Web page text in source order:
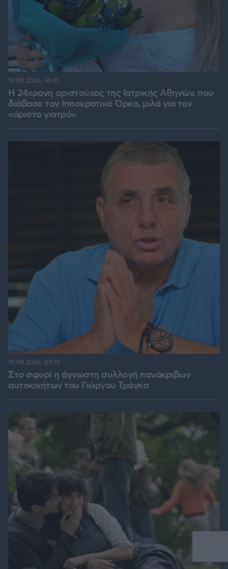
Η 24χρονη αριστούχος της Ιατρικής Αθηνών, που
διάβασε τον Ιπποκρατικό Όρκο, μιλά για τον
«άριστο γιατρό»
10.08.2026, 14:01
Στο σφυρί η άγνωστη συλλογή πανάκριβων
αυτοκινήτων του Γιώργου Τράγκα
10.08.2026, 09:10